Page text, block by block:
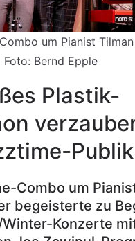
um Pianist
Foto: Bernd Epple
Plastik-
Combo um
begeisterte zu
Konzerte